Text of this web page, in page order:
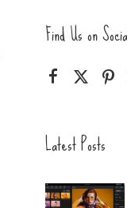
Find Us on
Latest Posts